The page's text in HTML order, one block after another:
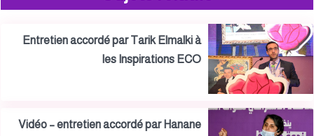
Entretien accordé par Tarik Elmalki à
les Inspirations ECO
Vidéo – entretien accordé par Hanane